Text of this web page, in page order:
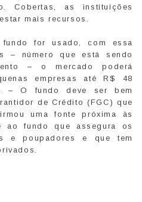
Cobertas, as instituições
mais recursos.
for usado, com essa
– número que está sendo
– o mercado poderá
empresas até R$ 48
– O fundo deve ser bem
de Crédito (FGC) que
uma fonte próxima às
ao fundo que assegura os
e poupadores e que tem